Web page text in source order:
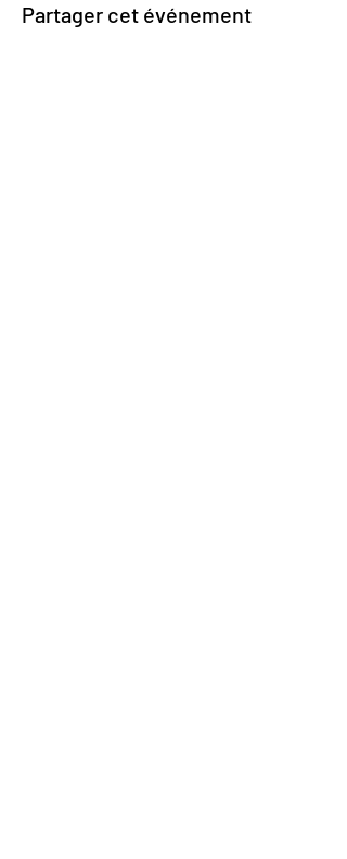
Partager cet événement